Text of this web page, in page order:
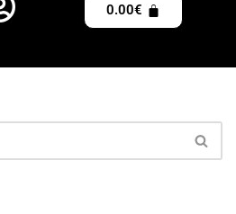
0.00€